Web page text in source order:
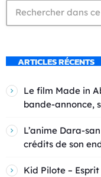
ARTICLES RÉCENTS
Le film Made in
bande-annonce,
L’anime Dara-
crédits de son
Kid Pilote –